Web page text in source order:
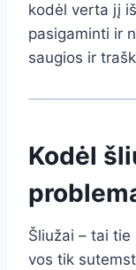
kodėl verta jį
pasigaminti ir
saugios ir
Kodėl
Šliužai – tai
vos tik